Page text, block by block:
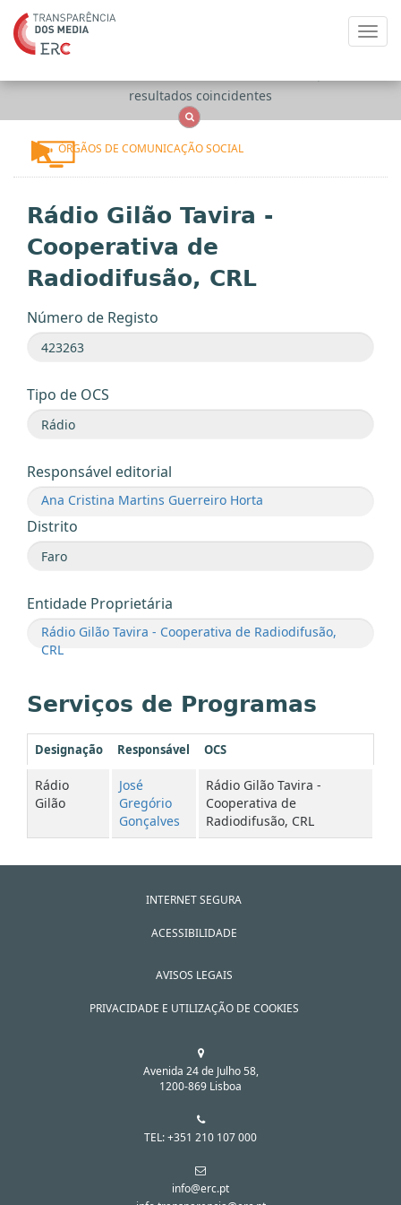
resultados coincidentes
ÓRGÃOS DE COMUNICAÇÃO SOCIAL
Rádio Gilão Tavira -
Cooperativa de
Radiodifusão, CRL
Número de Registo
Tipo de OCS
Responsável editorial
Ana Cristina Martins Guerreiro Horta
Distrito
Entidade Proprietária
Rádio Gilão Tavira - Cooperativa de Radiodifusão,
CRL
Serviços de Programas
Designação Responsável OCS
Rádio
Gilão
José
Gregório
Gonçalves
Rádio Gilão Tavira -
Cooperativa de
Radiodifusão, CRL
INTERNET SEGURA
ACESSIBILIDADE
AVISOS LEGAIS
PRIVACIDADE E UTILIZAÇÃO DE COOKIES
Avenida 24 de Julho 58,
1200-869 Lisboa
TEL: +351 210 107 000
info@erc.pt